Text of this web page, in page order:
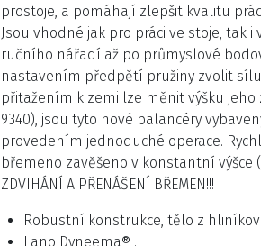
prostoje, a pomáhají zlepšit kvalitu
Jsou vhodné jak pro práci ve stoje, tak
ručního nářadí až po průmyslové
nastavením předpětí pružiny zvolit
přitažením k zemi lze měnit výšku
9340), jsou tyto nové balancéry
provedením jednoduché operace.
břemeno zavěšeno v konstantní výšce
ZDVIHÁNÍ A PŘENÁŠENÍ BŘEMEN!!!
Robustní konstrukce, tělo z
Lano Dyneema® .